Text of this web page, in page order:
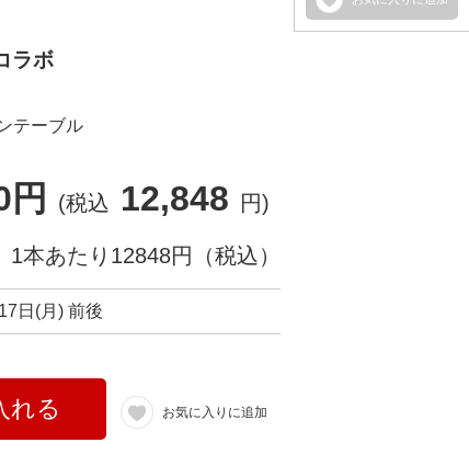
ラボ
テーブル
(税込 12,848 円)
1本あたり12848円（税込）
日(月) 前後
れる お気に入りに追加